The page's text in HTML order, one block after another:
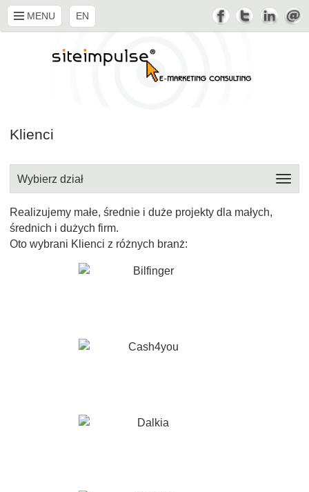
EN
MENU
Klienci
Wybierz dział
Realizujemy małe, średnie i duże projekty dla małych,
średnich i dużych firm.
Oto wybrani Klienci z różnych branż: